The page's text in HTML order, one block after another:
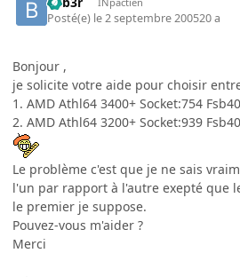
Posté(e) le 2 septembre 200520 a
Bonjour ,
je solicite votre aide pour choisir
1. AMD Athl64 3400+ Socket:754
2. AMD Athl64 3200+ Socket:939
Le problème c'est que je ne sais
l'un par rapport à l'autre exepté que
le premier je suppose.
Pouvez-vous m'aider ?
Merci